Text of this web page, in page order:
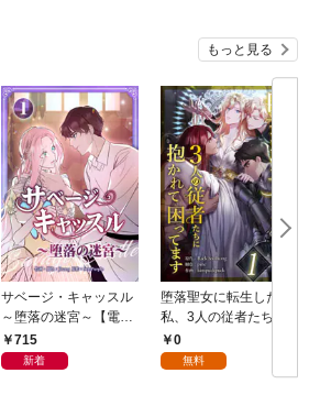
もっと見る
サベージ・キャッスル
～堕落の迷宮～【電子
単行本版】 第1巻
715
新着
堕落聖女に転生した
私、3人の従者たちに
抱かれて困ってます 第
1話
0
無料